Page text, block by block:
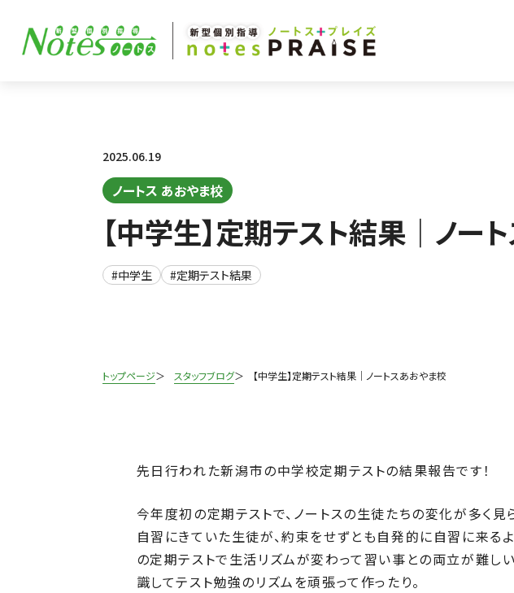
2025.06.19
ノートス あおやま校
【中学生】定期テスト結果｜ノー
#中学生 #定期テスト結果
トップページ スタッフブログ 【中学生】定期テスト結果｜ノートスあおやま校
先日行われた新潟市の中学校定期テストの結果報告です！
今年度初の定期テストで、ノートスの生徒たちの変化が多く
自習にきていた生徒が、約束をせずとも自発的に自習に来る
の定期テストで生活リズムが変わって習い事との両立が難し
識してテスト勉強のリズムを頑張って作ったり。